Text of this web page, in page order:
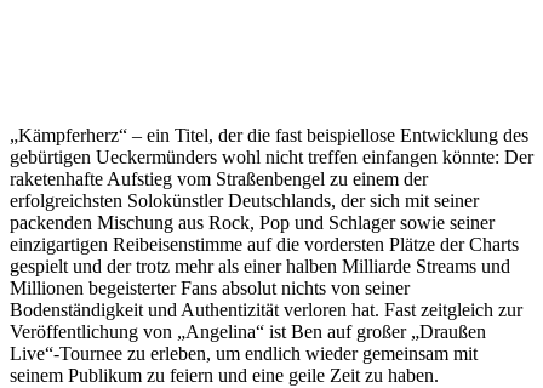
„Kämpferherz“ – ein Titel, der die fast beispiellose Entwicklung des
gebürtigen Ueckermünders wohl nicht treffen einfangen könnte: Der
raketenhafte Aufstieg vom Straßenbengel zu einem der
erfolgreichsten Solokünstler Deutschlands, der sich mit seiner
packenden Mischung aus Rock, Pop und Schlager sowie seiner
einzigartigen Reibeisenstimme auf die vordersten Plätze der Charts
gespielt und der trotz mehr als einer halben Milliarde Streams und
Millionen begeisterter Fans absolut nichts von seiner
Bodenständigkeit und Authentizität verloren hat. Fast zeitgleich zur
Veröffentlichung von „Angelina“ ist Ben auf großer „Draußen
Live“-Tournee zu erleben, um endlich wieder gemeinsam mit
seinem Publikum zu feiern und eine geile Zeit zu haben.